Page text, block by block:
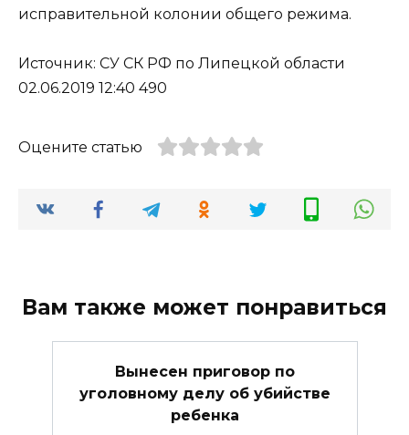
исправительной колонии общего режима.
Источник: СУ СК РФ по Липецкой области
02.06.2019 12:40 490
Оцените статью
Вам также может понравиться
Вынесен приговор по
уголовному делу об убийстве
ребенка